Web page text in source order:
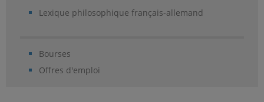
Lexique philosophique français-allemand
Bourses
Offres d'emploi